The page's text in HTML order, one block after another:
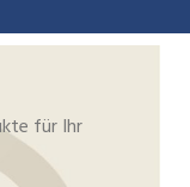
für Ihr